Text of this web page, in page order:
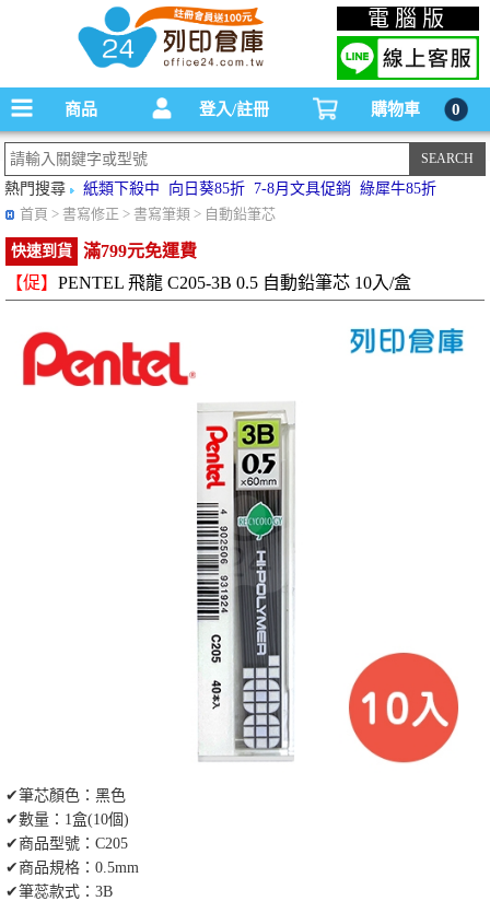
碳粉匣，墨水匣,原廠碳粉匣，副廠碳粉匣，環保碳粉匣,連續供墨印表機-office24列印
倉庫線上購物手機版
電腦版
商品 登入/註冊 購物車 0
熱門搜尋 紙類下殺中 向日葵85折 7-8月文具促銷
綠犀牛85折
首頁 > 書寫修正 > 書寫筆類 > 自動鉛筆芯
快速到貨
滿799元免運費
【促】 PENTEL 飛龍 C205-3B 0.5 自動鉛筆芯 10入/盒
✔筆芯顏色：黑色
✔數量：1盒(10個)
✔商品型號：C205
✔商品規格：0.5mm
✔筆蕊款式：3B